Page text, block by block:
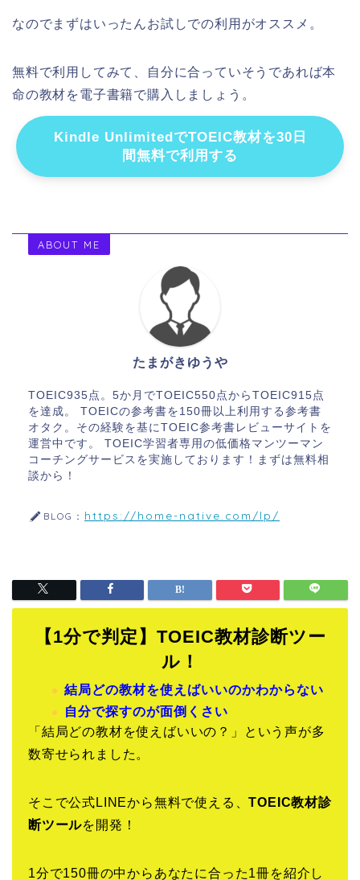
なのでまずはいったんお試しでの利用がオススメ。
無料で利用してみて、自分に合っていそうであれば本
命の教材を電子書籍で購入しましょう。
Kindle UnlimitedでTOEIC教材を30日
間無料で利用する
ABOUT ME
たまがきゆうや
TOEIC935点。5か月でTOEIC550点からTOEIC915点
を達成。 TOEICの参考書を150冊以上利用する参考書
オタク。その経験を基にTOEIC参考書レビューサイトを
運営中です。 TOEIC学習者専用の低価格マンツーマン
コーチングサービスを実施しております！まずは無料相
談から！
BLOG： https://home-native.com/lp/
【1分で判定】TOEIC教材診断ツー
ル！
結局どの教材を使えばいいのかわからない
自分で探すのが面倒くさい
「結局どの教材を使えばいいの？」という声が多
数寄せられました。
そこで公式LINEから無料で使える、TOEIC教材診
断ツールを開発！
1分で150冊の中からあなたに合った1冊を紹介し